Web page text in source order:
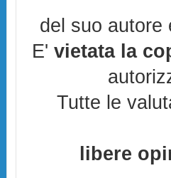
del suo
E'vietata la
Tutte le
libere